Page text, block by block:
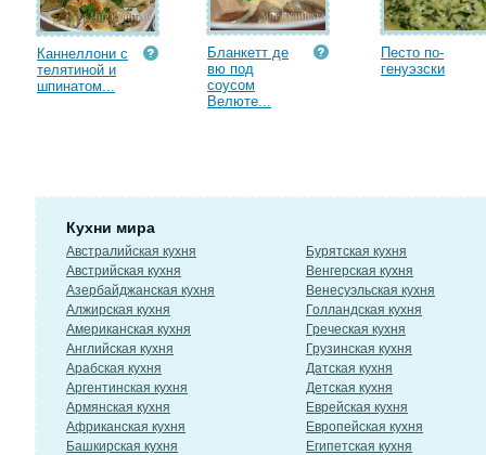
Каннеллони с
телятиной и
шпинатом...
Бланкетт де
вю под
соусом
Велюте...
Песто по-
генуэзски
Кухни мира
Австралийская кухня
Австрийская кухня
Азербайджанская кухня
Алжирская кухня
Американская кухня
Английская кухня
Арабская кухня
Аргентинская кухня
Армянская кухня
Африканская кухня
Башкирская кухня
Бурятская кухня
Венгерская кухня
Венесуэльская кухня
Голландская кухня
Греческая кухня
Грузинская кухня
Датская кухня
Детская кухня
Еврейская кухня
Европейская кухня
Египетская кухня